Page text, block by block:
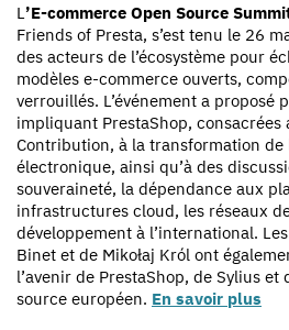
L’E-commerce Open Source
Friends of Presta, s’est tenu le 26
des acteurs de l’écosystème pour
modèles e-commerce ouverts,
verrouillés. L’événement a proposé
impliquant PrestaShop, consacrées
Contribution, à la transformation
électronique, ainsi qu’à des
souveraineté, la dépendance aux
infrastructures cloud, les réseaux
développement à l’international.
Binet et de Mikołaj Król ont
l’avenir de PrestaShop, de Sylius et
source européen. En savoir plus